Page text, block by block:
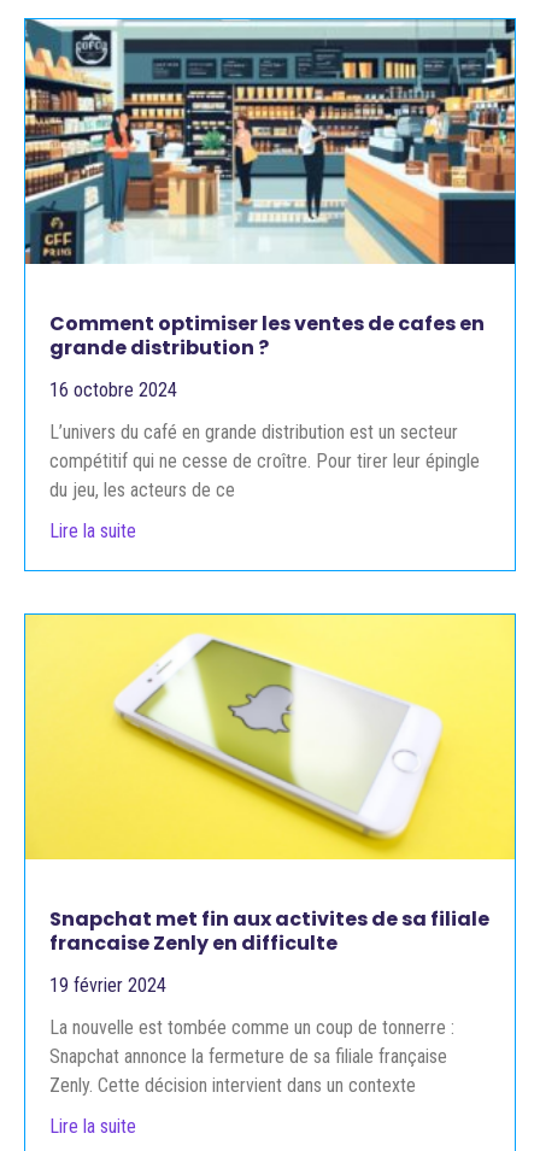
Comment optimiser les ventes de cafes en
grande distribution ?
16 octobre 2024
L’univers du café en grande distribution est un secteur
compétitif qui ne cesse de croître. Pour tirer leur épingle
du jeu, les acteurs de ce
Lire la suite
Snapchat met fin aux activites de sa filiale
francaise Zenly en difficulte
19 février 2024
La nouvelle est tombée comme un coup de tonnerre :
Snapchat annonce la fermeture de sa filiale française
Zenly. Cette décision intervient dans un contexte
Lire la suite